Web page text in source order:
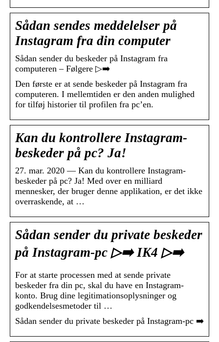
Sådan sendes meddelelser på
Instagram fra din computer
Sådan sender du beskeder på Instagram fra
computeren – Følgere ▷➡️
Den første er at sende beskeder på Instagram fra
computeren. I mellemtiden er den anden mulighed
for tilføj historier til profilen fra pc’en.
Kan du kontrollere Instagram-
beskeder på pc? Ja!
27. mar. 2020 — Kan du kontrollere Instagram-
beskeder på pc? Ja! Med over en milliard
mennesker, der bruger denne applikation, er det ikke
overraskende, at …
Sådan sender du private beskeder
på Instagram-pc ▷➡️ IK4 ▷➡️
For at starte processen med at sende private
beskeder fra din pc, skal du have en Instagram-
konto. Brug dine legitimationsoplysninger og
godkendelsesmetoder til …
Sådan sender du private beskeder på Instagram-pc ➡️